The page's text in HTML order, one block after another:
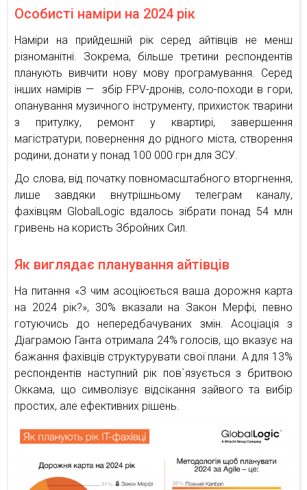
Особисті наміри на 2024 рік
Наміри на прийдешній рік серед айтівців не менш
різноманітні. Зокрема, більше третини респондентів
планують вивчити нову мову програмування. Серед
інших намірів — збір FPV-дронів, соло-походи в гори,
опанування музичного інструменту, прихисток тварини
з притулку, ремонт у квартирі, завершення
магістратури, повернення до рідного міста, створення
родини, донати у понад 100 000 грн для ЗСУ.
До слова, від початку повномасштабного вторгнення,
лише завдяки внутрішньому телеграм каналу,
фахівцям GlobalLogic вдалось зібрати понад 54 млн
гривень на користь Збройних Сил.
Як виглядає планування айтівців
На питання «З чим асоціюється ваша дорожня карта
на 2024 рік?», 30% вказали на Закон Мерфі, певно
готуючись до непередбачуваних змін. Асоціація з
Діаграмою Ганта отримала 24% голосів, що вказує на
бажання фахівців структурувати свої плани. А для 13%
респондентів наступний рік пов`язується з бритвою
Оккама, що символізує відсікання зайвого та вибір
простих, але ефективних рішень.